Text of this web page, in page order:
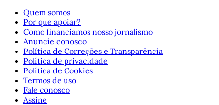
Quem somos
Por que apoiar?
Como financiamos nosso jornalismo
Anuncie conosco
Política de Correções e Transparência
Política de privacidade
Política de Cookies
Termos de uso
Fale conosco
Assine